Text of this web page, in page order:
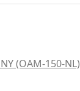
(OAM-150-NL)